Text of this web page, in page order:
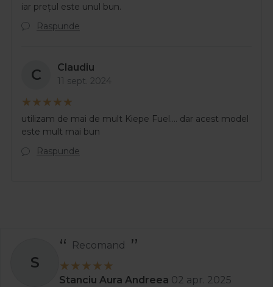
iar prețul este unul bun.
Raspunde
C Claudiu
11 sept. 2024
utilizam de mai de mult Kiepe Fuel.... dar acest model
este mult mai bun
Raspunde
S
Recomand
Stanciu Aura Andreea 02 apr. 2025